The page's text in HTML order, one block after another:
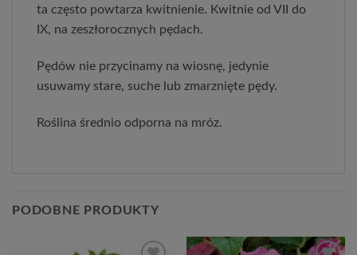
ta często powtarza kwitnienie. Kwitnie od VII do
IX, na zeszłorocznych pędach.
Pędów nie przycinamy na wiosnę, jedynie
usuwamy stare, suche lub zmarznięte pędy.
Roślina średnio odporna na mróz.
PODOBNE PRODUKTY